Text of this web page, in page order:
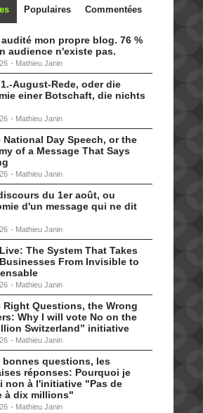
Populaires Commentées
mon propre blog. 76 %
audience n'existe pas.
- Mathieu Janin
1.-August-Rede, oder die
einer Botschaft, die nichts
- Mathieu Janin
National Day Speech, or the
of a Message That Says
- Mathieu Janin
du 1er août, ou
d'un message qui ne dit
- Mathieu Janin
The System That Takes
From Invisible to
- Mathieu Janin
Right Questions, the Wrong
Why I will vote No on the
Switzerland” initiative
- Mathieu Janin
bonnes questions, les
réponses: Pourquoi je
non à l'initiative "Pas de
à dix millions"
- Mathieu Janin